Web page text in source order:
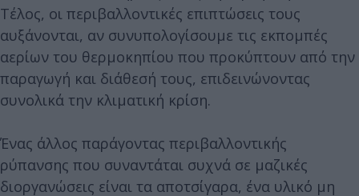
Τέλος, οι περιβαλλοντικές επιπτώσεις τους
αυξάνονται, αν συνυπολογίσουμε τις εκπομπές
αερίων του θερμοκηπίου που προκύπτουν από την
παραγωγή και διάθεσή τους, επιδεινώνοντας
συνολικά την κλιματική κρίση.
Ένας άλλος παράγοντας περιβαλλοντικής
ρύπανσης που συναντάται συχνά σε μαζικές
διοργανώσεις είναι τα αποτσίγαρα, ένα υλικό μη